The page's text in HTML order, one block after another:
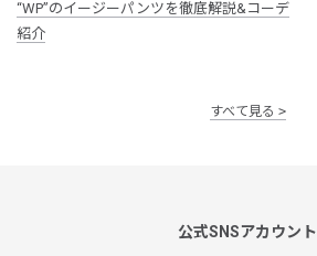
“WP”のイージーパンツを徹底解説&コーデ
紹介
すべて見る
公式SNSアカウント